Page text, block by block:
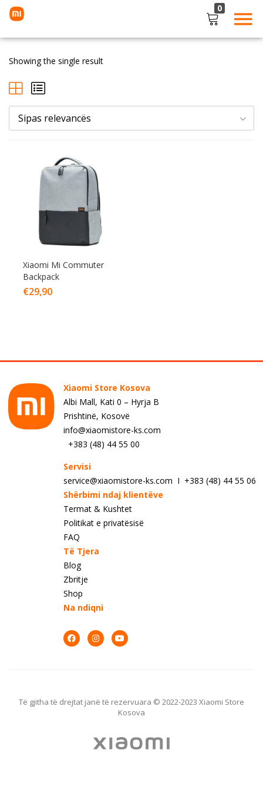
0
Enter your username and password to login.
Showing the single result
Sipas relevancës
Xiaomi Mi Commuter
Backpack
€29,90
Xiaomi Store Kosova
Albi Mall, Kati 0 – Hyrja B
Prishtinë, Kosovë
info@xiaomistore-ks.com
+383 (48) 44 55 00
Servisi
service@xiaomistore-ks.com I +383 (48) 44 55 06
Shërbimi ndaj klientëve
Termat & Kushtet
Politikat e privatësisë
FAQ
Të Tjera
Blog
Zbritje
Shop
Na ndiqni
Të gjitha të drejtat janë të rezervuara © 2022-2023 Xiaomi Store
Kosova